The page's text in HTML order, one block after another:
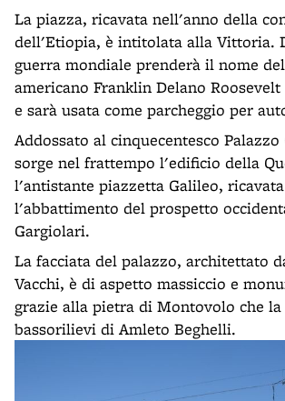
La piazza, ricavata nell'anno della
dell'Etiopia, è intitolata alla Vittoria.
guerra mondiale prenderà il nome
americano Franklin Delano Roosevelt
e sarà usata come parcheggio per
Addossato al cinquecentesco Palazzo
sorge nel frattempo l'edificio della
l'antistante piazzetta Galileo,
l'abbattimento del prospetto
Gargiolari.
La facciata del palazzo, architettato
Vacchi, è di aspetto massiccio e
grazie alla pietra di Montovolo che
bassorilievi di Amleto Beghelli.